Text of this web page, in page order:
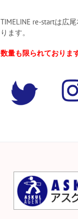
TIMELINE re-startは広
ります。
数量も限られておりま